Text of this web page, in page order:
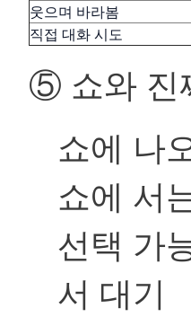
웃으며 바라봄
직접 대화 시도
⑤ 쇼와 진
쇼에 나
쇼에 서
선택 가
서 대기